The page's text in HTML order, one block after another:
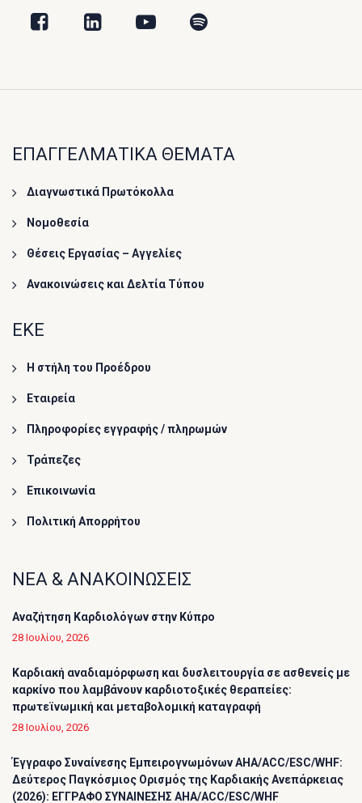
ΕΠΑΓΓΕΛΜΑΤΙΚΑ ΘΕΜΑΤΑ
Διαγνωστικά Πρωτόκολλα
Νομοθεσία
Θέσεις Εργασίας – Αγγελίες
Ανακοινώσεις και Δελτία Τύπου
ΕΚΕ
Η στήλη του Προέδρου
Εταιρεία
Πληροφορίες εγγραφής / πληρωμών
Τράπεζες
Επικοινωνία
Πολιτική Απορρήτου
ΝΕΑ & ΑΝΑΚΟΙΝΩΣΕΙΣ
Αναζήτηση Καρδιολόγων στην Κύπρο
28 Ιουλίου, 2026
Καρδιακή αναδιαμόρφωση και δυσλειτουργία σε ασθενείς με
καρκίνο που λαμβάνουν καρδιοτοξικές θεραπείες:
πρωτεϊνωμική και μεταβολομική καταγραφή
28 Ιουλίου, 2026
Έγγραφο Συναίνεσης Εμπειρογνωμόνων AHA/ACC/ESC/WHF:
Δεύτερος Παγκόσμιος Ορισμός της Καρδιακής Ανεπάρκειας
(2026): ΕΓΓΡΑΦΟ ΣΥΝΑΙΝΕΣΗΣ AHA/ACC/ESC/WHF